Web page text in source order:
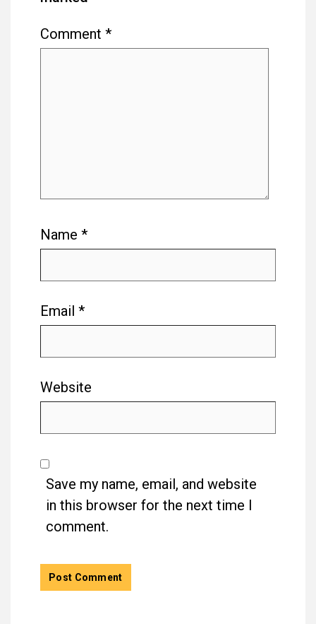
Comment *
Name *
Email *
Website
Save my name, email, and website
in this browser for the next time I
comment.